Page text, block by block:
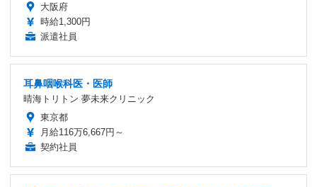
大阪府
時給1,300円
派遣社員
耳鼻咽喉科医・医師
晴海トリトン 夢未来クリニック
東京都
月給116万6,667円～
契約社員